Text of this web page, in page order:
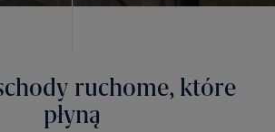
ruchome, które
płyną